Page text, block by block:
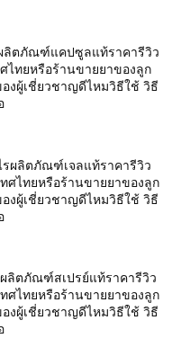
ผลิตภัณฑ์แคปซูลแท้ราคารีวิว
ไทยหรือร้านขายยาของลูก
องผู้เชี่ยวชาญดีไหมวิธีใช้ วิธี
รผลิตภัณฑ์เจลแท้ราคารีวิว
ศไทยหรือร้านขายยาของลูก
องผู้เชี่ยวชาญดีไหมวิธีใช้ วิธี
ผลิตภัณฑ์สเปรย์แท้ราคารีวิว
ศไทยหรือร้านขายยาของลูก
องผู้เชี่ยวชาญดีไหมวิธีใช้ วิธี